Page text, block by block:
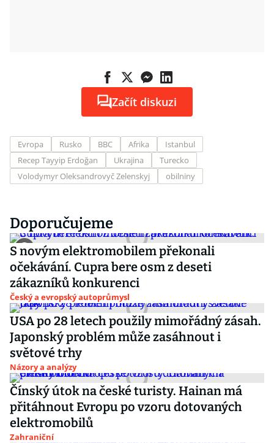
Začít diskuzi
Evropa Rusko BBC Afrika
Istanbul
Recep Tayyip Erdoğan
Ukrajina
Turecko
Volodymyr Oleksandrovyč Zelenskyj
obilniny
Doporučujeme
S novým elektromobilem překonali
očekávání. Cupra bere osm z deseti
zákazníků konkurenci
Český a evropský autoprůmysl
USA po 28 letech použily mimořádný zásah.
Japonský problém může zasáhnout i
světové trhy
Názory a analýzy
Čínský útok na české turisty. Hainan má
přitáhnout Evropu po vzoru dotovaných
elektromobilů
Zahraniční